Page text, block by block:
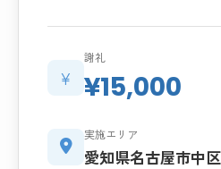
¥
謝礼
¥15,000
実施エリア
愛知県名古屋市中区